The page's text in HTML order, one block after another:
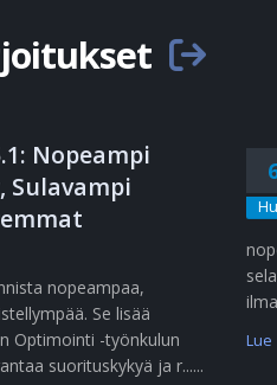
Nopeampi
Sulavampi
nopeampaa,
Se lisää
Optimointi -työnkulun
suorituskykyä ja r......
Lue